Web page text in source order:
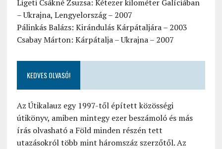
Ligeti Csákné Zsuzsa: Kétezer kilométer Galíciában
– Ukrajna, Lengyelország – 2007
Pálinkás Balázs: Kirándulás Kárpátaljára – 2003
Csabay Márton: Kárpátalja – Ukrajna – 2007
KEDVES OLVASÓ!
Az Útikalauz egy 1997-től épített közösségi
útikönyv, amiben mintegy ezer beszámoló és más
írás olvasható a Föld minden részén tett
utazásokról több mint háromszáz szerzőtől. Az